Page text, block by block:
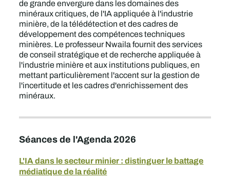
de grande envergure dans les domaines des
minéraux critiques, de l'IA appliquée à l'industrie
minière, de la télédétection et des cadres de
développement des compétences techniques
minières. Le professeur Nwaila fournit des services
de conseil stratégique et de recherche appliquée à
l'industrie minière et aux institutions publiques, en
mettant particulièrement l'accent sur la gestion de
l'incertitude et les cadres d'enrichissement des
minéraux.
Séances de l'Agenda 2026
L'IA dans le secteur minier : distinguer le battage
médiatique de la réalité